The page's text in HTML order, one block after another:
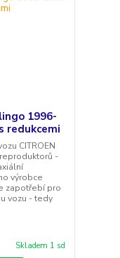
1996-
redukcemi
CITROEN
-
výrobce
zapotřebí pro
vozu - tedy
Skladem 1 sd